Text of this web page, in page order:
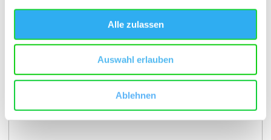
Alle zulassen
Auswahl erlauben
Ablehnen